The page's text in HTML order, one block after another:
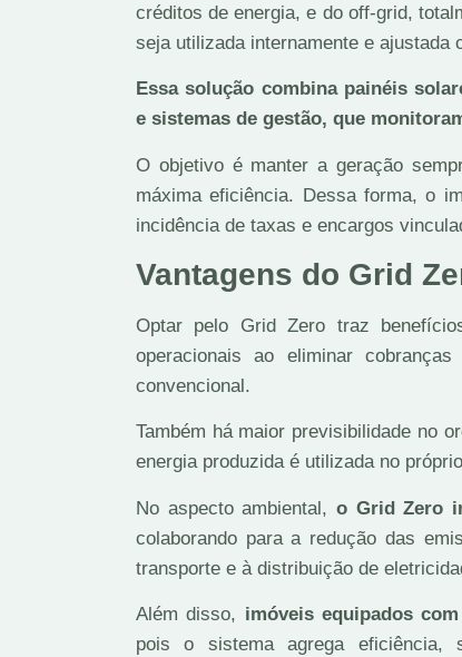
créditos de energia, e do off-grid,
seja utilizada internamente e ajustada
Essa solução combina painéis
e sistemas de gestão, que
O objetivo é manter a geração
máxima eficiência. Dessa forma, o
incidência de taxas e encargos
Vantagens do Grid
Optar pelo Grid Zero traz
operacionais ao eliminar
convencional.
Também há maior previsibilidade no
energia produzida é utilizada no
No aspecto ambiental, o Grid Zero
colaborando para a redução das
transporte e à distribuição de
Além disso, imóveis equipados
pois o sistema agrega eficiência,